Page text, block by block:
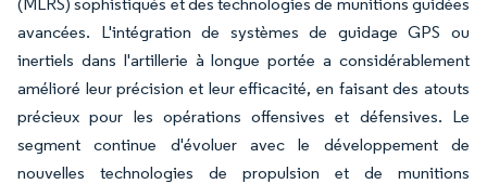
avancées. L'intégration de systèmes de guidage GPS ou
inertiels dans l'artillerie à longue portée a considérablement
amélioré leur précision et leur efficacité, en faisant des atouts
précieux pour les opérations offensives et défensives. Le
segment continue d'évoluer avec le développement de
nouvelles technologies de propulsion et de munitions